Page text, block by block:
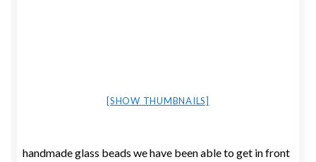
[SHOW THUMBNAILS]
handmade glass beads we have been able to get in front